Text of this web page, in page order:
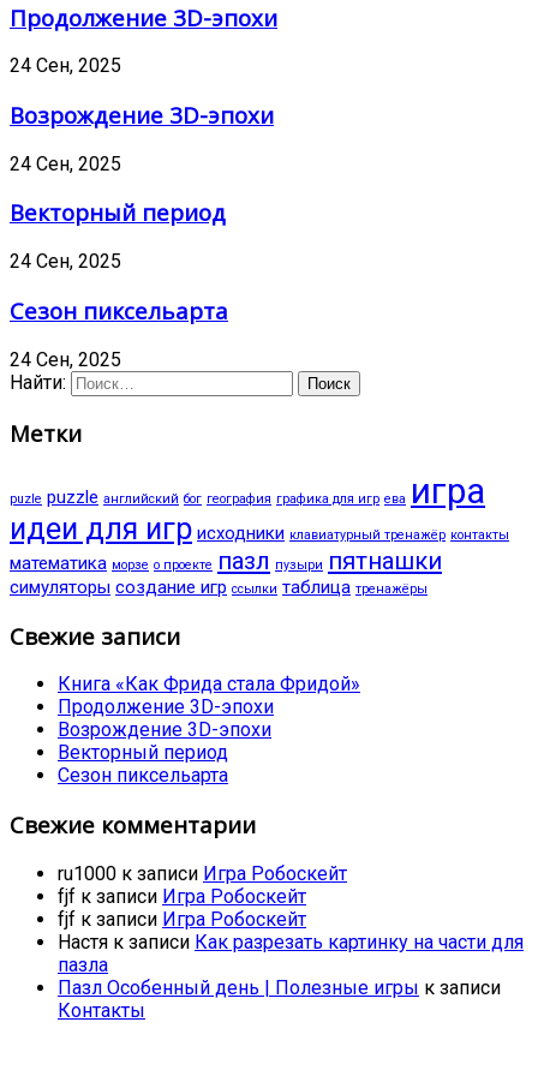
Продолжение 3D-эпохи
24 Сен, 2025
Возрождение 3D-эпохи
24 Сен, 2025
Векторный период
24 Сен, 2025
Сезон пиксельарта
24 Сен, 2025
Найти:
Метки
puzle puzzle английский бог география графика для игр ева игра
идеи для игр исходники клавиатурный тренажёр контакты
математика морзе о проекте пазл пузыри пятнашки
симуляторы создание игр ссылки таблица тренажёры
Свежие записи
Книга «Как Фрида стала Фридой»
Продолжение 3D-эпохи
Возрождение 3D-эпохи
Векторный период
Сезон пиксельарта
Свежие комментарии
ru1000 к записи Игра Робоскейт
fjf к записи Игра Робоскейт
fjf к записи Игра Робоскейт
Настя к записи Как разрезать картинку на части для
пазла
Пазл Особенный день | Полезные игры к записи
Контакты